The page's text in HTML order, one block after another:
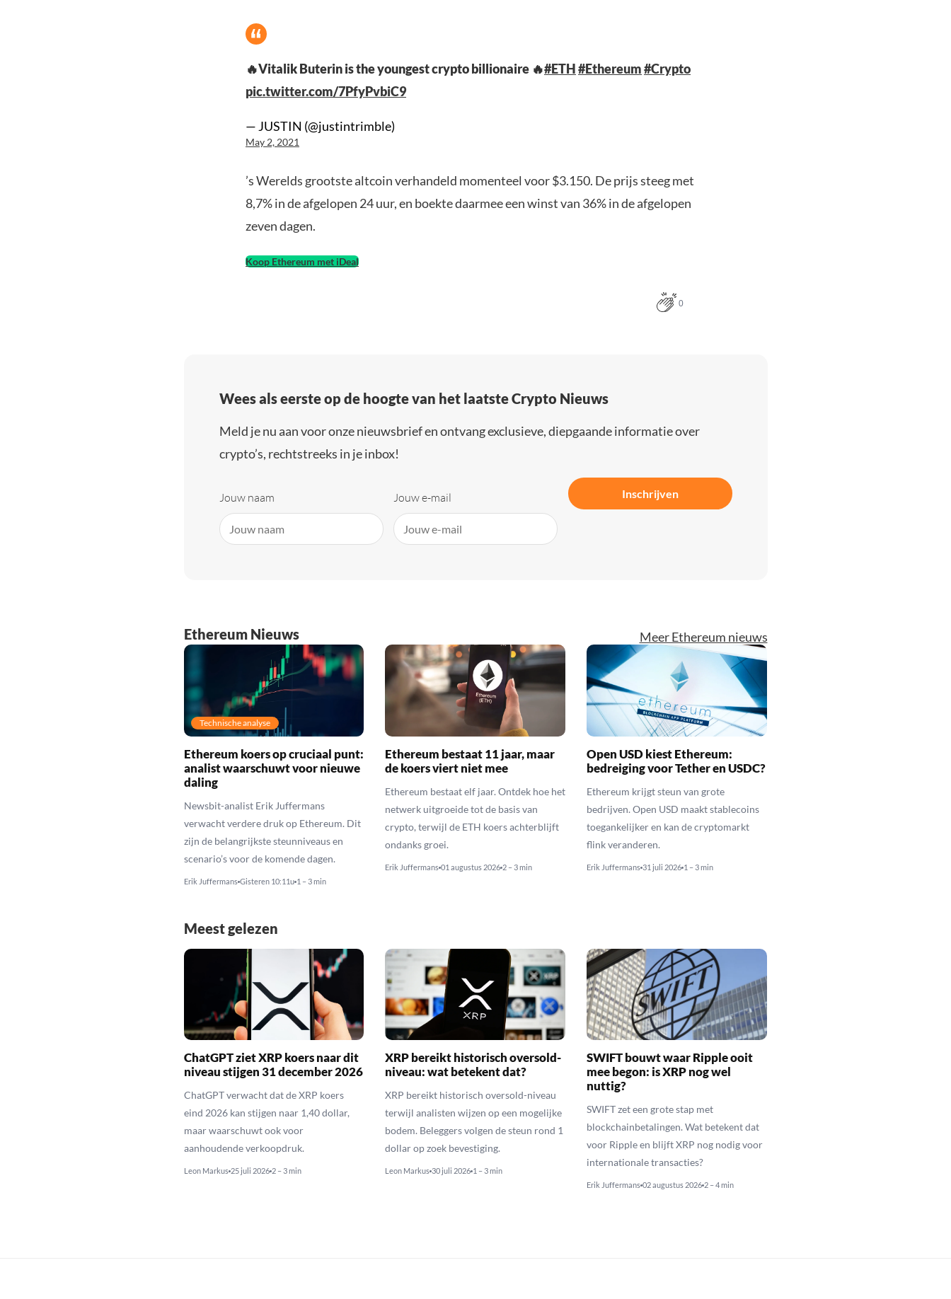
🔥Vitalik Buterin is the youngest crypto billionaire 🔥#ETH#Ethereum#Crypto
pic.twitter.com/7PfyPvbiC9
— JUSTIN (@justintrimble)
May 2, 2021
’s Werelds grootste altcoin verhandeld momenteel voor $3.150. De prijs steeg met
8,7% in de afgelopen 24 uur, en boekte daarmee een winst van 36% in de afgelopen
zeven dagen.
Koop Ethereum met iDeal
0
Wees als eerste op de hoogte van het laatste Crypto Nieuws
Meld je nu aan voor onze nieuwsbrief en ontvang exclusieve, diepgaande informatie over
crypto’s, rechtstreeks in je inbox!
Jouw naam Jouw e-mail Inschrijven
Ethereum Nieuws Meer Ethereum nieuws
Technische analyse
Ethereum koers op cruciaal punt:
analist waarschuwt voor nieuwe
daling
Newsbit-analist Erik Juffermans
verwacht verdere druk op Ethereum. Dit
zijn de belangrijkste steunniveaus en
scenario’s voor de komende dagen.
Erik Juffermans Gisteren 10:11u 1 – 3 min
Ethereum bestaat 11 jaar, maar
de koers viert niet mee
Ethereum bestaat elf jaar. Ontdek hoe het
netwerk uitgroeide tot de basis van
crypto, terwijl de ETH koers achterblijft
ondanks groei.
Erik Juffermans 01 augustus 2026 2 – 3 min
Open USD kiest Ethereum:
bedreiging voor Tether en USDC?
Ethereum krijgt steun van grote
bedrijven. Open USD maakt stablecoins
toegankelijker en kan de cryptomarkt
flink veranderen.
Erik Juffermans 31 juli 2026 1 – 3 min
Meest gelezen
ChatGPT ziet XRP koers naar dit
niveau stijgen 31 december 2026
ChatGPT verwacht dat de XRP koers
eind 2026 kan stijgen naar 1,40 dollar,
maar waarschuwt ook voor
aanhoudende verkoopdruk.
Leon Markus 25 juli 2026 2 – 3 min
XRP bereikt historisch oversold-
niveau: wat betekent dat?
XRP bereikt historisch oversold-niveau
terwijl analisten wijzen op een mogelijke
bodem. Beleggers volgen de steun rond 1
dollar op zoek bevestiging.
Leon Markus 30 juli 2026 1 – 3 min
SWIFT bouwt waar Ripple ooit
mee begon: is XRP nog wel
nuttig?
SWIFT zet een grote stap met
blockchainbetalingen. Wat betekent dat
voor Ripple en blijft XRP nog nodig voor
internationale transacties?
Erik Juffermans 02 augustus 2026 2 – 4 min